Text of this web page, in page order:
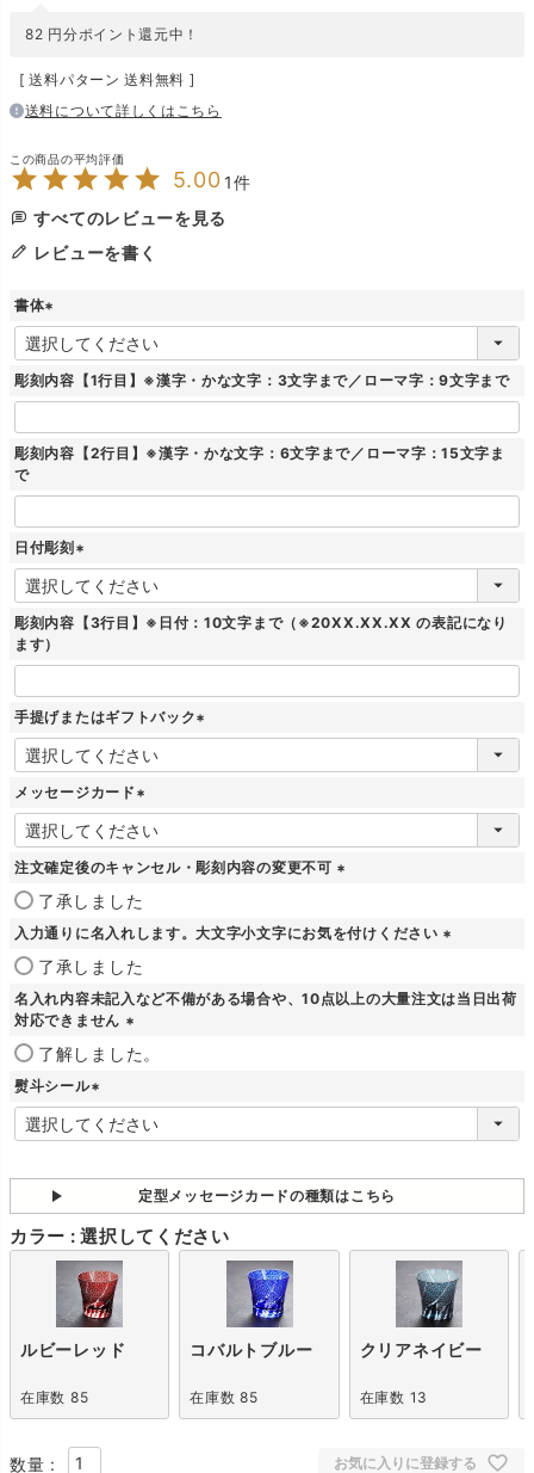
82 円分ポイント還元中！
送料パターン 送料無料
送料について詳しくはこちら
5.00 1
すべてのレビューを見る
レビューを書く
書体
(
必
須
彫刻内容【1行目】※漢字・かな文字：3文字まで／ローマ字：9文字まで
彫刻内容【2行目】※漢字・かな文字：6文字まで／ローマ字：15文字ま
で
日付彫刻
(
必
須
彫刻内容【3行目】※日付：10文字まで（※20XX.XX.XX の表記になり
ます）
手提げまたはギフトバック
(
メッセージカード
(
必
須
注文確定後のキャンセル・彫刻内容の変更不可
須
了承しました
入力通りに名入れします。大文字小文字にお気を付けください
須
了承しました
名入れ内容未記入など不備がある場合や、10点以上の大量注文は当日出荷
対応できません
(
必
)
了解しました。
熨斗シール
(
必
)
定型メッセージカードの種類はこちら
カラー 選択してください
ルビーレッド
在庫数 85
コバルトブルー
在庫数 85
クリアネイビー
在庫数 13
お気に入りに登録する